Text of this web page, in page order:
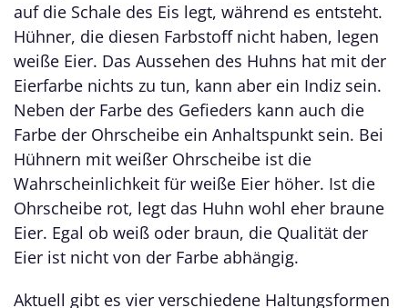
auf die Schale des Eis legt, während es entsteht.
Hühner, die diesen Farbstoff nicht haben, legen
weiße Eier. Das Aussehen des Huhns hat mit der
Eierfarbe nichts zu tun, kann aber ein Indiz sein.
Neben der Farbe des Gefieders kann auch die
Farbe der Ohrscheibe ein Anhaltspunkt sein. Bei
Hühnern mit weißer Ohrscheibe ist die
Wahrscheinlichkeit für weiße Eier höher. Ist die
Ohrscheibe rot, legt das Huhn wohl eher braune
Eier. Egal ob weiß oder braun, die Qualität der
Eier ist nicht von der Farbe abhängig.
Aktuell gibt es vier verschiedene Haltungsformen